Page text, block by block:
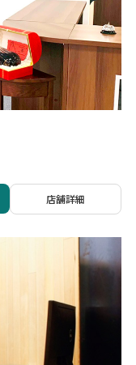
店舗詳細